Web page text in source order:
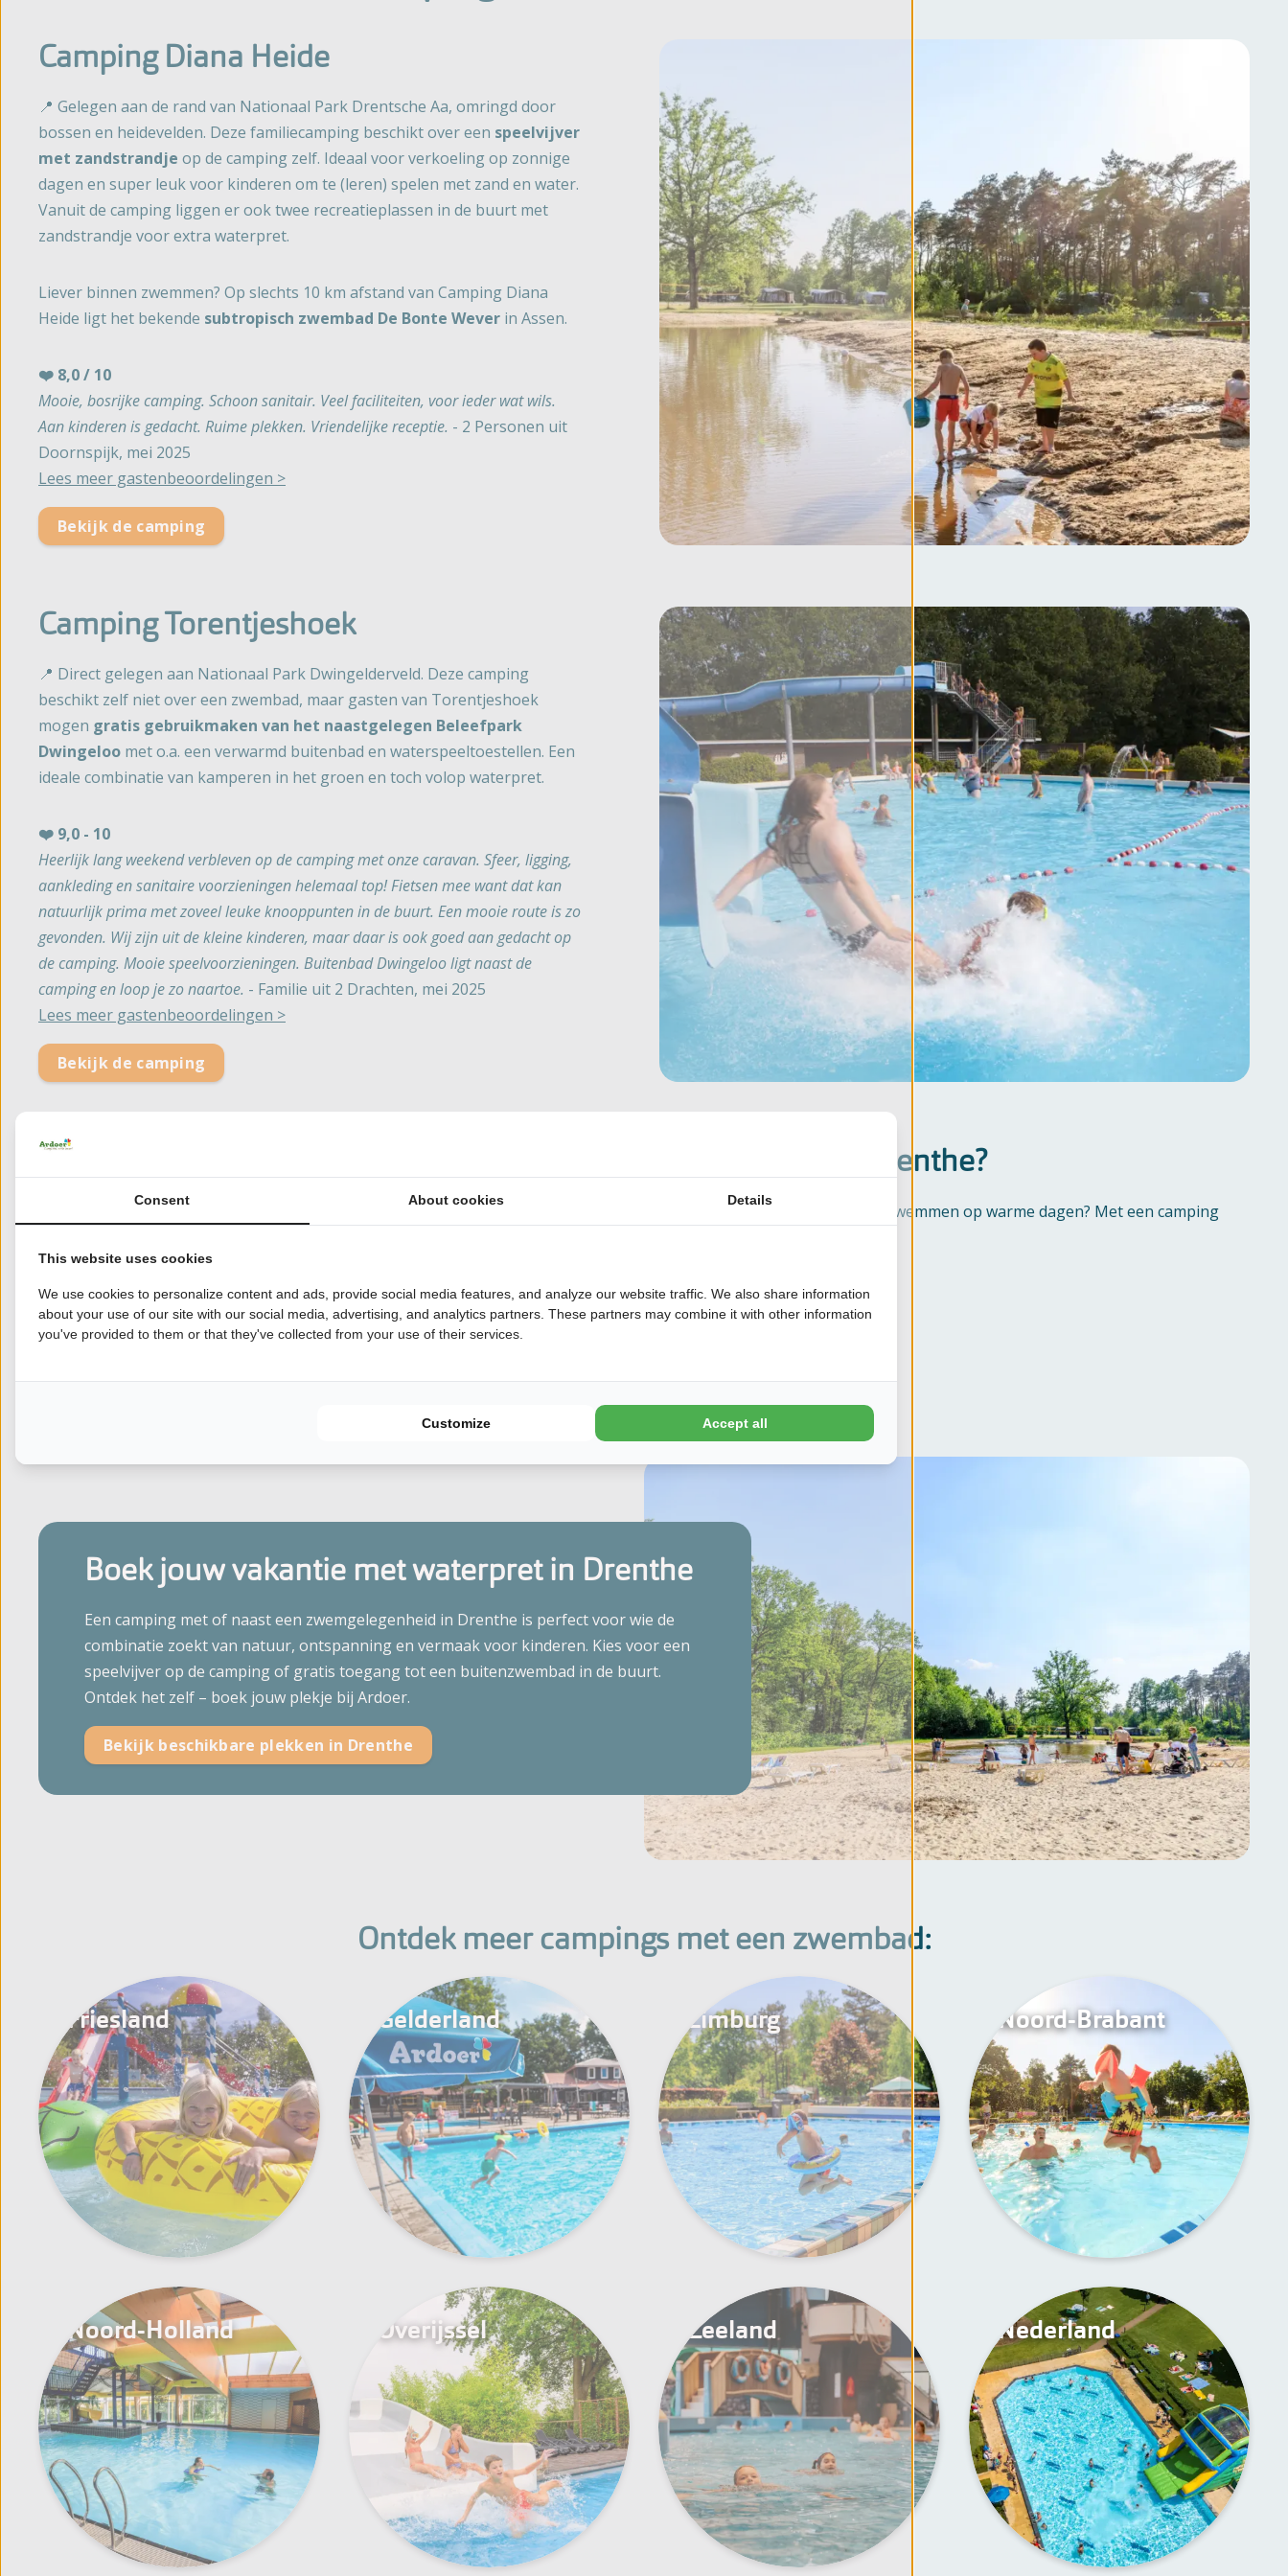
Camping Diana Heide
📍 Gelegen aan de rand van Nationaal Park Drentsche Aa, omringd door
bossen en heidevelden. Deze familiecamping beschikt over een speelvijver
met zandstrandje op de camping zelf. Ideaal voor verkoeling op zonnige
dagen en super leuk voor kinderen om te (leren) spelen met zand en water.
Vanuit de camping liggen er ook twee recreatieplassen in de buurt met
zandstrandje voor extra waterpret.
Liever binnen zwemmen? Op slechts 10 km afstand van Camping Diana
Heide ligt het bekende subtropisch zwembad De Bonte Wever in Assen.
❤️ 8,0 / 10
Mooie, bosrijke camping. Schoon sanitair. Veel faciliteiten, voor ieder wat wils.
Aan kinderen is gedacht. Ruime plekken. Vriendelijke receptie. - 2 Personen uit
Doornspijk, mei 2025
Lees meer gastenbeoordelingen >
Bekijk de camping
Camping Torentjeshoek
📍 Direct gelegen aan Nationaal Park Dwingelderveld. Deze camping
beschikt zelf niet over een zwembad, maar gasten van Torentjeshoek
mogen gratis gebruikmaken van het naastgelegen Beleefpark
Dwingeloo met o.a. een verwarmd buitenbad en waterspeeltoestellen. Een
ideale combinatie van kamperen in het groen en toch volop waterpret.
❤️ 9,0 - 10
Heerlijk lang weekend verbleven op de camping met onze caravan. Sfeer, ligging,
aankleding en sanitaire voorzieningen helemaal top! Fietsen mee want dat kan
natuurlijk prima met zoveel leuke knooppunten in de buurt. Een mooie route is zo
gevonden. Wij zijn uit de kleine kinderen, maar daar is ook goed aan gedacht op
de camping. Mooie speelvoorzieningen. Buitenbad Dwingeloo ligt naast de
camping en loop je zo naartoe. - Familie uit 2 Drachten, mei 2025
Lees meer gastenbeoordelingen >
Bekijk de camping
Waarom kiezen voor een camping met of nabij zwemwater in Drenthe?
Drenthe is dé provincie voor een ontspannen vakantie in de natuur. Fietsen door bossen, spelen in het zand of lekker zwemmen op warme dagen? Met een camping
✔️ Ideaal voor gezinnen met kinderen
✔️ Dichtbij Nationaal Parken en recreatieplassen
✔️ Veel te doen in de omgeving
Boek jouw vakantie met waterpret in Drenthe
Een camping met of naast een zwemgelegenheid in Drenthe is perfect voor wie de
combinatie zoekt van natuur, ontspanning en vermaak voor kinderen. Kies voor een
speelvijver op de camping of gratis toegang tot een buitenzwembad in de buurt.
Ontdek het zelf – boek jouw plekje bij Ardoer.
Bekijk beschikbare plekken in Drenthe
Ontdek meer campings met een zwembad:
Friesland Gelderland Limburg Noord-Brabant
Noord-Holland Overijssel Zeeland Nederland
Consent About cookies Details
This website uses cookies
We use cookies to personalize content and ads, provide social media features, and analyze our website traffic. We also share information
about your use of our site with our social media, advertising, and analytics partners. These partners may combine it with other information
you've provided to them or that they've collected from your use of their services.
Customize Accept all